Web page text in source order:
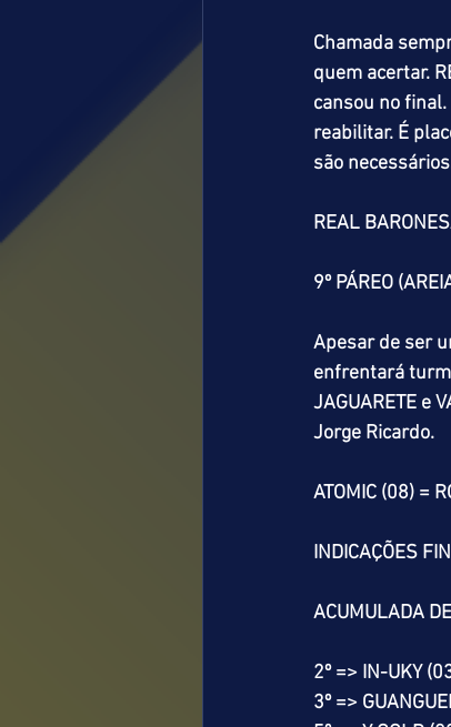
Chamada
quem acertar.
cansou no
reabilitar. É
são
REAL
9º PÁREO
Apesar de ser
enfrentará
JAGUARETE e
Jorge Ricardo.
ATOMIC (08) =
INDICAÇÕES
ACUMULADA
2º => IN-UKY
3º =>